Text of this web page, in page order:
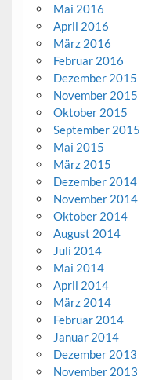
Mai 2016
April 2016
März 2016
Februar 2016
Dezember 2015
November 2015
Oktober 2015
September 2015
Mai 2015
März 2015
Dezember 2014
November 2014
Oktober 2014
August 2014
Juli 2014
Mai 2014
April 2014
März 2014
Februar 2014
Januar 2014
Dezember 2013
November 2013